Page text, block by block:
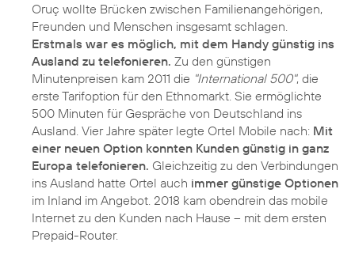
Oruç wollte Brücken zwischen Familienangehörigen,
Freunden und Menschen insgesamt schlagen.
Erstmals war es möglich, mit dem Handy günstig ins
Ausland zu telefonieren. Zu den günstigen
Minutenpreisen kam 2011 die "International 500", die
erste Tarifoption für den Ethnomarkt. Sie ermöglichte
500 Minuten für Gespräche von Deutschland ins
Ausland. Vier Jahre später legte Ortel Mobile nach: Mit
einer neuen Option konnten Kunden günstig in ganz
Europa telefonieren. Gleichzeitig zu den Verbindungen
ins Ausland hatte Ortel auch immer günstige Optionen
im Inland im Angebot. 2018 kam obendrein das mobile
Internet zu den Kunden nach Hause – mit dem ersten
Prepaid-Router.